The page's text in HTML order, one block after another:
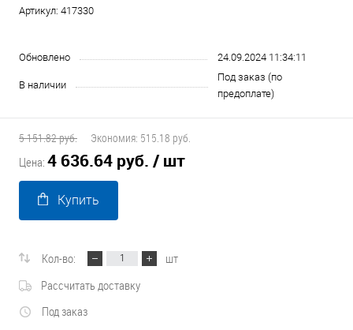
Артикул: 417330
Обновлено 24.09.2024 11:34:11
В наличии
Под заказ (по
предоплате)
5 151.82 руб. Экономия: 515.18 руб.
Цена: 4 636.64 руб. / шт
Купить
Кол-во:
шт
Рассчитать доставку
Под заказ